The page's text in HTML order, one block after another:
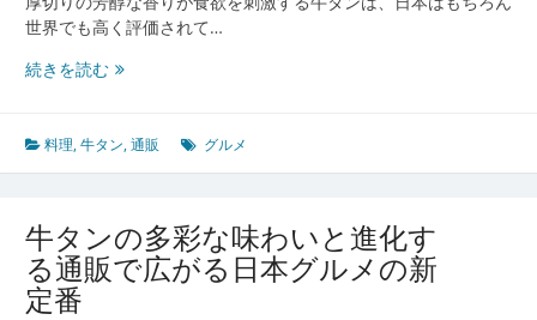
世界でも高く評価されて…
続きを読む牛
の
魅
進
化
料理,牛タン,通販 グルメ
牛タンの多彩な味わいと進化す
る通販で広がる日本グルメの新
定番